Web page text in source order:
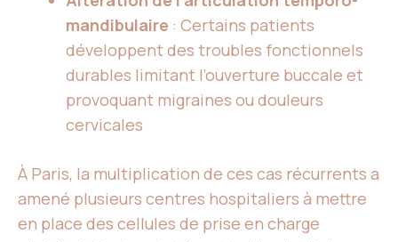
mandibulaire : Certains patients
développent des troubles fonctionnels
durables limitant l’ouverture buccale et
provoquant migraines ou douleurs
cervicales
À Paris, la multiplication de ces cas récurrents a
amené plusieurs centres hospitaliers à mettre
en place des cellules de prise en charge